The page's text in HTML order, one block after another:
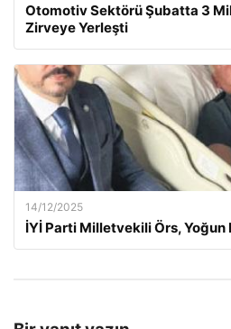
Otomotiv Sektörü Şubatta 3
Zirveye Yerleşti
14/12/2025
İYİ Parti Milletvekili Örs, Yoğun